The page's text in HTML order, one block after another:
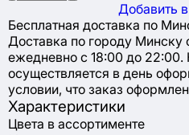
Добавить
Бесплатная доставка по
Доставка по городу Минску
ежедневно с 18:00 до 22:00.
осуществляется в день
условии, что заказ
Характеристики
Цвета в ассортименте